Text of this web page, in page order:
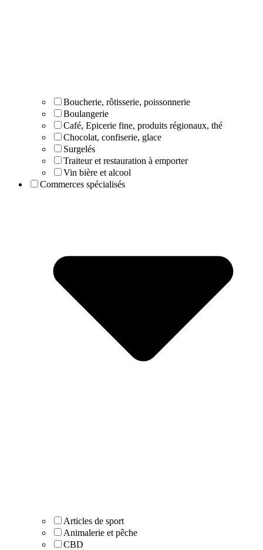
Boucherie, rôtisserie, poissonnerie
Boulangerie
Café, Epicerie fine, produits régionaux, thé
Chocolat, confiserie, glace
Surgelés
Traiteur et restauration à emporter
Vin bière et alcool
Commerces spécialisés
Articles de sport
Animalerie et pêche
CBD